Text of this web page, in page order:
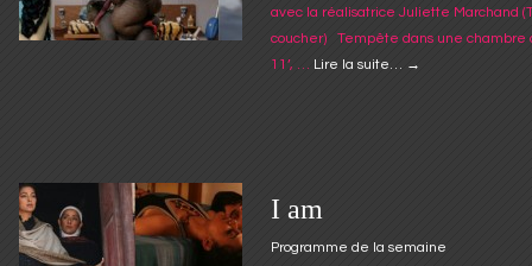
avec la réalisatrice Juliette Marchand
coucher) Tempête dans une chambre
11’, … Lire la suite… →
I am
Programme de la semaine